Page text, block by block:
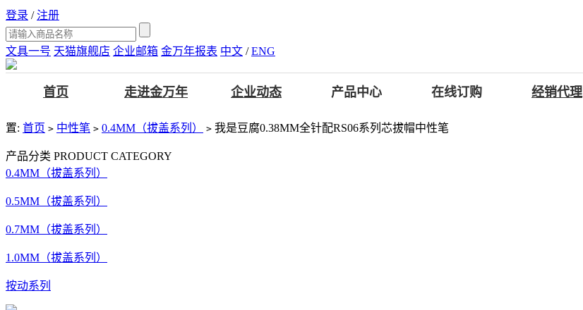
登录 / 注册
文具一号 天猫旗舰店 企业邮箱 金万年报表 中文 / ENG
首页 走进金万年 企业动态 产品中心 在线订购 经销代理
置: 首页 > 中性笔 > 0.4MM（拔盖系列） > 我是豆腐0.38MM全针配RS06系列芯拔帽中性笔
产品分类 PRODUCT CATEGORY
0.4MM（拔盖系列）
0.5MM（拔盖系列）
0.7MM（拔盖系列）
1.0MM（拔盖系列）
按动系列